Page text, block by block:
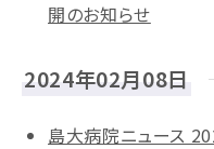
開のお知らせ
2024年02月08日
島大病院ニュース